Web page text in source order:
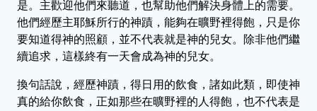
是。主歡迎他們來聽道，也幫助他們解決身體上的需要。
他們經歷主耶穌所行的神蹟，能夠在曠野裡得飽，只是你
要知道得神的照顧，並不代表就是神的兒女。除非他們繼
續追求，這樣終有一天會成為神的兒女。
換句話說，經歷神蹟，得日用的飲食，諸如此類，即使神
真的給你飲食，正如那些在曠野裡的人得飽，也不代表是